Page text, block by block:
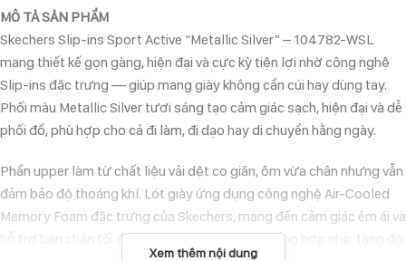
MÔ TẢ SẢN PHẨM
Skechers Slip-ins Sport Active “Metallic Silver” – 104782-WSL
mang thiết kế gọn gàng, hiện đại và cực kỳ tiện lợi nhờ công nghệ
Slip-ins đặc trưng — giúp mang giày không cần cúi hay dùng tay.
Phối màu Metallic Silver tươi sáng tạo cảm giác sạch, hiện đại và dễ
phối đồ, phù hợp cho cả đi làm, đi dạo hay di chuyển hằng ngày.
Phần upper làm từ chất liệu vải dệt co giãn, ôm vừa chân nhưng vẫn
đảm bảo độ thoáng khí. Lót giày ứng dụng công nghệ Air-Cooled
Memory Foam đặc trưng của Skechers, mang đến cảm giác êm ái và
hỗ trợ bàn chân tối đa. Đế ngoài bằng cao su tổng hợp nhẹ, tăng độ
Xem thêm nội dung